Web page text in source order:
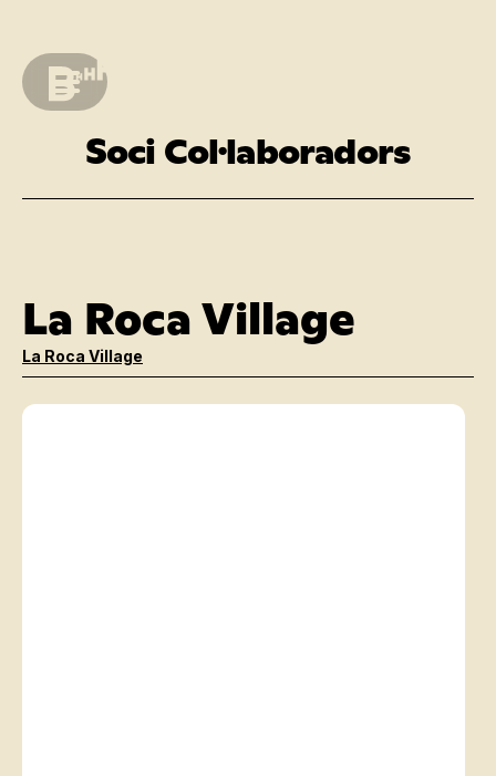
Soci Col·laboradors
La Roca Village
La Roca Village